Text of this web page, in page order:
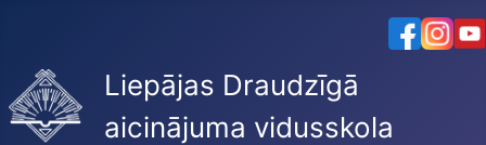
Liepājas Draudzīgā
aicinājuma vidusskola